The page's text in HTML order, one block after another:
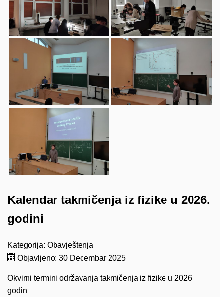
Kalendar takmičenja iz fizike u 2026.
godini
Kategorija: Obavještenja
Objavljeno: 30 Decembar 2025
Okvirni termini održavanja takmičenja iz fizike u 2026.
godini